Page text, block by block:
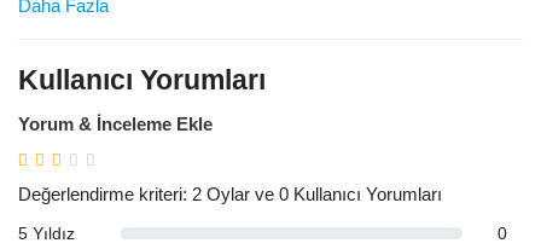
Daha Fazla
Kullanıcı Yorumları
Yorum & İnceleme Ekle
Değerlendirme kriteri: 2 Oylar ve 0 Kullanıcı Yorumları
5 Yıldız
0